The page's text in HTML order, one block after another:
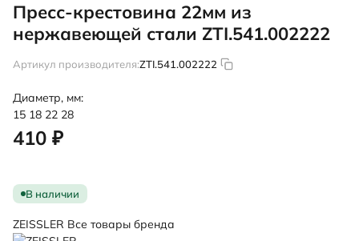
Пресс-крестовина 22мм из
нержавеющей стали ZTI.541.002222
Артикул производителя:ZTI.541.002222
Диаметр, мм:
15 18 22 28
410 ₽
В наличии
ZEISSLER Все товары бренда